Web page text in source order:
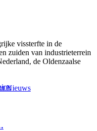
vissterfte in de
zuiden van industrieterrein
de Oldenzaalse
Nieuws